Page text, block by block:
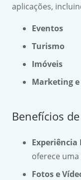
aplicações,
Eventos
Turismo
Imóveis
Marketing
Benefícios
Experiência
oferece
Fotos e